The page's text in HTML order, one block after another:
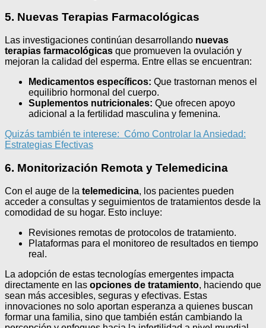
5. Nuevas Terapias Farmacológicas
Las investigaciones continúan desarrollando nuevas
terapias farmacológicas que promueven la ovulación y
mejoran la calidad del esperma. Entre ellas se encuentran:
Medicamentos específicos: Que trastornan menos el
equilibrio hormonal del cuerpo.
Suplementos nutricionales: Que ofrecen apoyo
adicional a la fertilidad masculina y femenina.
Quizás también te interese: Cómo Controlar la Ansiedad:
Estrategias Efectivas
6. Monitorización Remota y Telemedicina
Con el auge de la telemedicina, los pacientes pueden
acceder a consultas y seguimientos de tratamientos desde la
comodidad de su hogar. Esto incluye:
Revisiones remotas de protocolos de tratamiento.
Plataformas para el monitoreo de resultados en tiempo
real.
La adopción de estas tecnologías emergentes impacta
directamente en las opciones de tratamiento, haciendo que
sean más accesibles, seguras y efectivas. Estas
innovaciones no solo aportan esperanza a quienes buscan
formar una familia, sino que también están cambiando la